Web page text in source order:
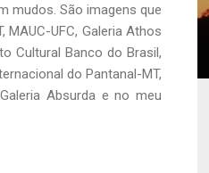
mudos. São imagens que
UFC, Galeria Athos
Cultural Banco do Brasil,
do Pantanal-MT,
Absurda e no meu